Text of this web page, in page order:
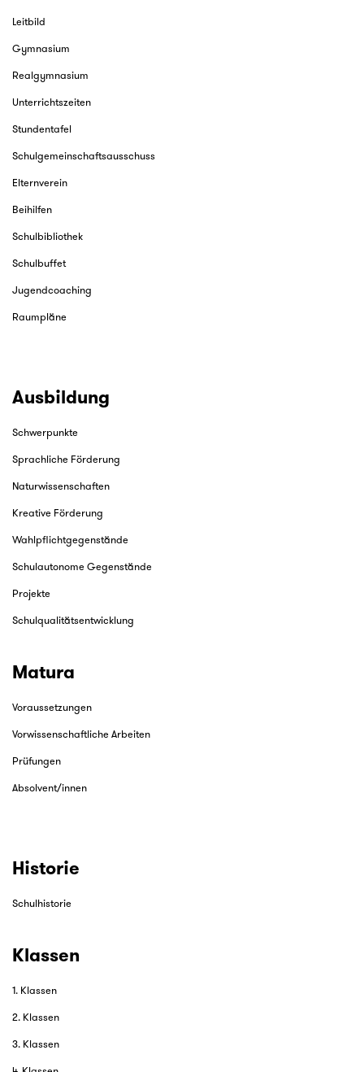
Leitbild
Gymnasium
Realgymnasium
Unterrichtszeiten
Stundentafel
Schulgemeinschaftsausschuss
Elternverein
Beihilfen
Schulbibliothek
Schulbuffet
Jugendcoaching
Raumpläne
Ausbildung
Schwerpunkte
Sprachliche Förderung
Naturwissenschaften
Kreative Förderung
Wahlpflichtgegenstände
Schulautonome Gegenstände
Projekte
Schulqualitätsentwicklung
Matura
Voraussetzungen
Vorwissenschaftliche Arbeiten
Prüfungen
Absolvent/innen
Historie
Schulhistorie
Klassen
1. Klassen
2. Klassen
3. Klassen